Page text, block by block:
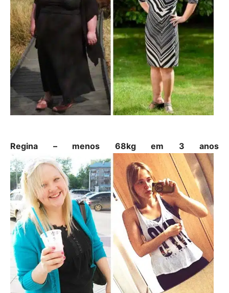
Regina – menos 68kg em 3 anos